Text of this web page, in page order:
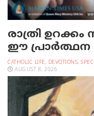
രാത്രി
ഈ
CATHOLIC LIFE, DEVOTIONS,
AUGUST 8, 2026